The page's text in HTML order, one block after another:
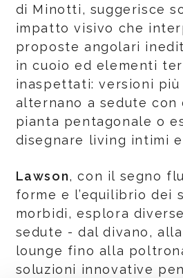
di Minotti, suggerisce
impatto visivo che
proposte angolari
in cuoio ed elementi
inaspettati: versioni
alternano a sedute con
pianta pentagonale o
disegnare living intimi
Lawson, con il segno
forme e l’equilibrio dei
morbidi, esplora
sedute - dal divano,
lounge fino alla
soluzioni innovative